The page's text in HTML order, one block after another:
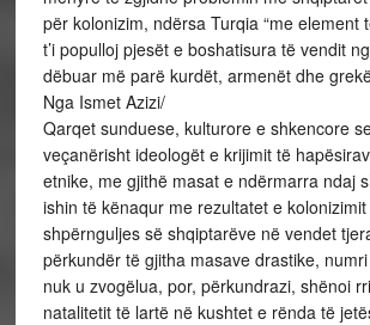
për kolonizim, ndërsa Turqia “me element
t’i populloj pjesët e boshatisura të vendit
dëbuar më parë kurdët, armenët dhe
Nga Ismet Azizi/
Qarqet sunduese, kulturore e shkencore
veçanërisht ideologët e krijimit të
etnike, me gjithë masat e ndërmarra ndaj
ishin të kënaqur me rezultatet e
shpërnguljes së shqiptarëve në vendet
përkundër të gjitha masave drastike,
nuk u zvogëlua, por, përkundrazi, shënoi
natalitetit të lartë në kushtet e rënda të